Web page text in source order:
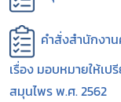
คำสั่งสำนักงา
เรื่อง มอบหมายให้
สมุนไพร พ.ศ. 2562